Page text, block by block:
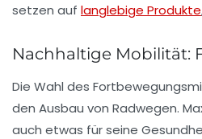
setzen auf langlebige Produkte
Nachhaltige Mobilität:
Die Wahl des
den Ausbau von Radwegen.
auch etwas für seine